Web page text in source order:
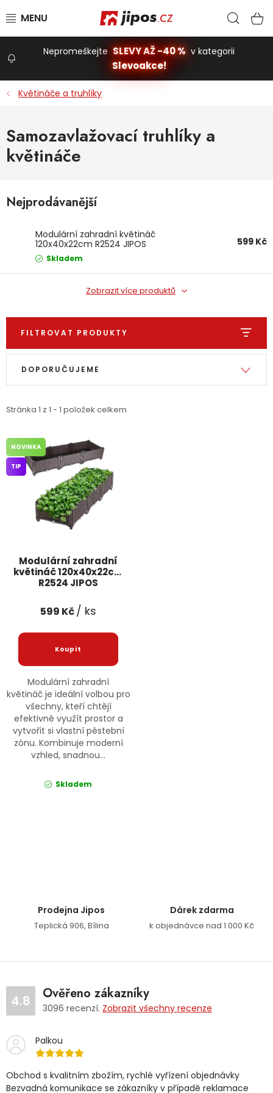
Stavba a dům
Dílna
Domácnost
Autodoplňky
Výprodej
Jaký je aktuální stav mé objednávky?
Doprava a platba
PODPORA
Reklamační formulář
Obchodní podmínky
Podmínky ochrany osobních údajů
Nepromeškejte SLEVY AŽ -40 % v kategorii
Slevoakce!
Květináče a truhlíky
Samozavlažovací truhlíky a
květináče
Nejprodávanější
Modulární zahradní květináč
120x40x22cm R2524 JIPOS
599 Kč
Skladem
Zobrazit více produktů
FILTROVAT PRODUKTY
Výpis produktů
Stránka 1 z 1 - 1 položek celkem
Řazení produktů
DOPORUČUJEME
Modulární zahradní
květináč 120x40x22cm
R2524 JIPOS
NOVINKA
TIP
599 Kč/ ks
Modulární zahradní
květináč je ideální volbou pro
všechny, kteří chtějí
efektivně využít prostor a
vytvořit si vlastní pěstební
zónu. Kombinuje moderní
vzhled, snadnou...
Skladem
Prodejna Jipos
Teplická 906, Bílina
Dárek zdarma
k objednávce nad 1 000 Kč
4.8 Ověřeno zákazníky
3096 recenzí. Zobrazit všechny recenze
Palkou
Obchod s kvalitním zbožím, rychlé vyřízení objednávky
Bezvadná komunikace se zákazníky v případě reklamace